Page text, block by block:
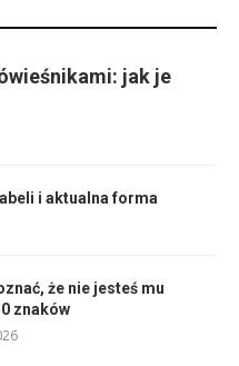
jak je
i aktualna forma
że nie jesteś mu
znaków